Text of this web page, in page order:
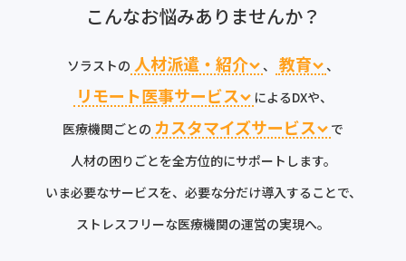
こんなお悩みありませんか？
ソラストの 人材派遣・紹介 、 教育 、
リモート医事サービス
によるDXや、
医療機関ごとの カスタマイズサービス
で
人材の困りごとを全方位的にサポートします。
いま必要なサービスを、必要な分だけ導入することで、
ストレスフリーな医療機関の運営の実現へ。